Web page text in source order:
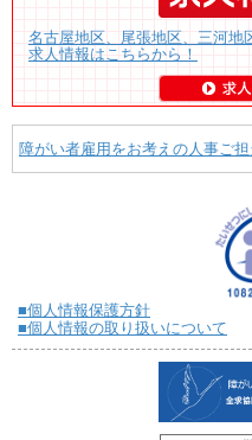
名古屋地区、尾張地区、三河地
求人情報はこちらから！
障がい者雇用をお考えの人事ご
■個人情報保護方針
■個人情報の取り扱いについて